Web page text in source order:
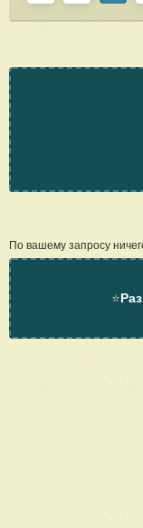
По вашему запросу
⭐